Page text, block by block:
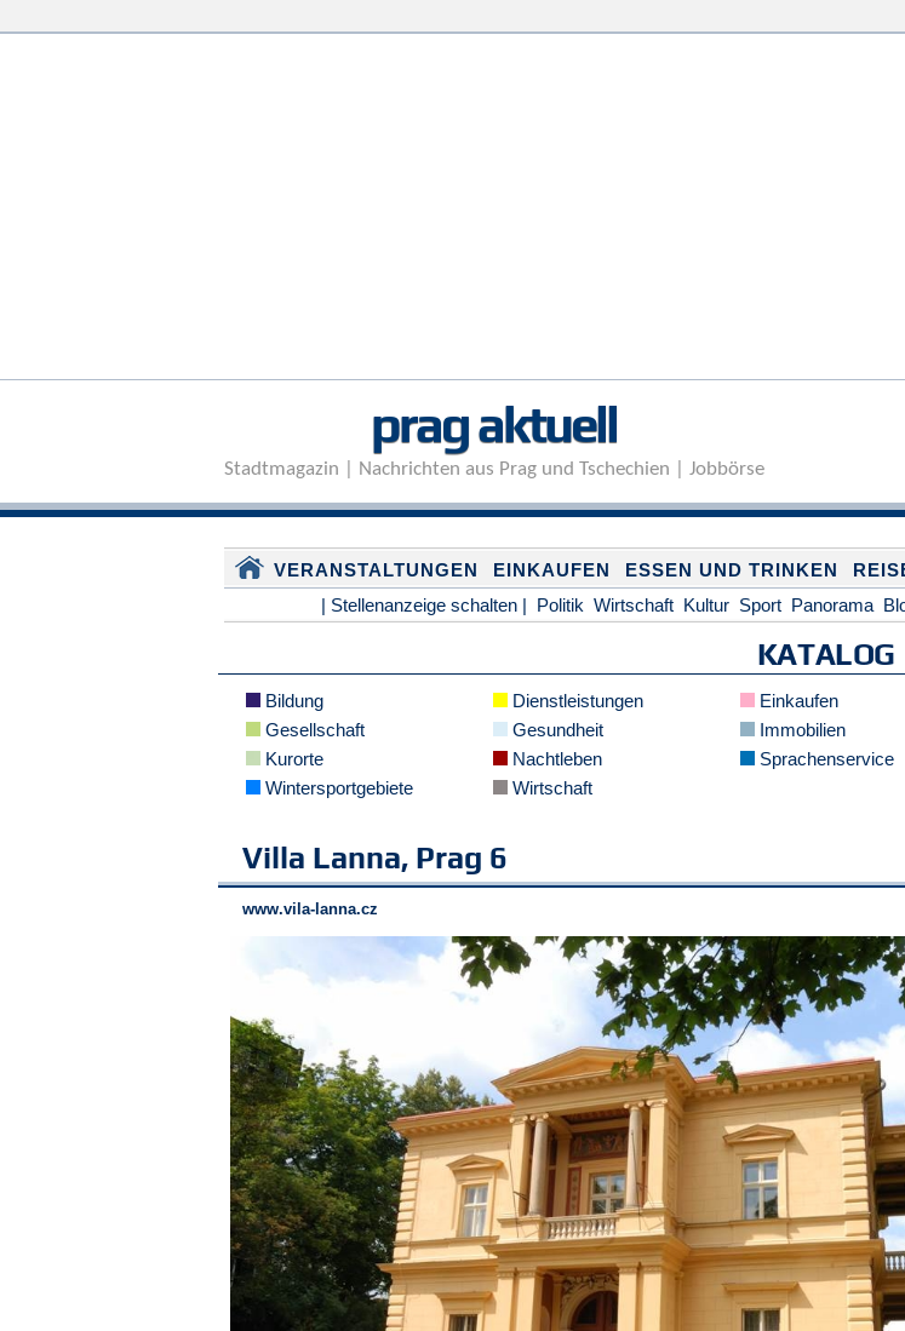
prag aktuell
Stadtmagazin | Nachrichten aus Prag und Tschechien | Jobbörse
VERANSTALTUNGEN EINKAUFEN ESSEN UND TRINKEN
| Stellenanzeige schalten | Politik Wirtschaft Kultur Sport Panorama
KATALOG
Bildung Dienstleistungen Einkaufen
Gesellschaft
Gesundheit Immobilien
Kurorte
Nachtleben Sprachenservice
Wintersportgebiete
Wirtschaft
Villa Lanna, Prag 6
www.vila-lanna.cz